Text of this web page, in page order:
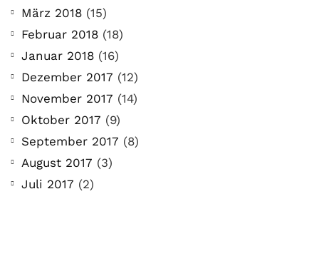
März 2018 (15)
Februar 2018 (18)
Januar 2018 (16)
Dezember 2017 (12)
November 2017 (14)
Oktober 2017 (9)
September 2017 (8)
August 2017 (3)
Juli 2017 (2)